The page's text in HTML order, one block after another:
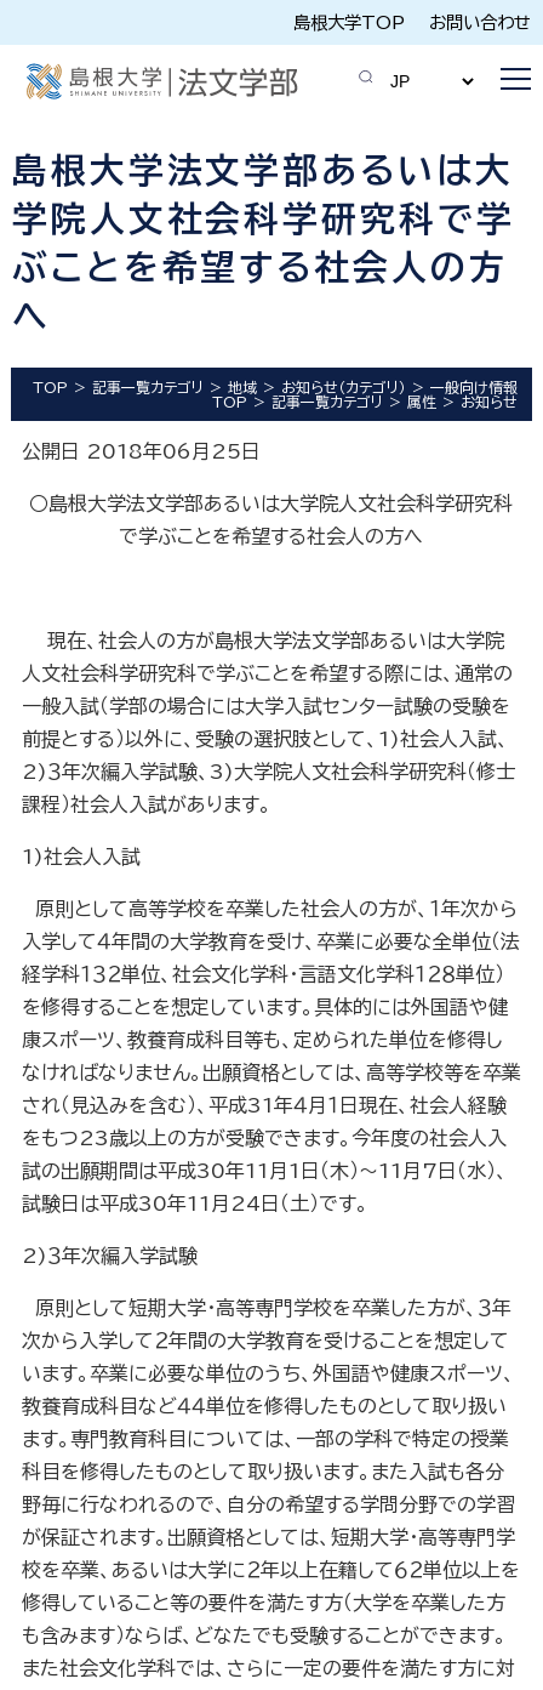
島根大学TOP お問い合わせ
島根大学法文学部あるいは大
学院人文社会科学研究科で学
ぶことを希望する社会人の方
へ
TOP 記事一覧カテゴリ 地域 お知らせ（カテゴリ）
一般向け情報
TOP
記事一覧カテゴリ 属性 お知らせ
公開日 2018年06月25日
○島根大学法文学部あるいは大学院人文社会科学研究科
で学ぶことを希望する社会人の方へ
現在、社会人の方が島根大学法文学部あるいは大学院
人文社会科学研究科で学ぶことを希望する際には、通常の
一般入試（学部の場合には大学入試センター試験の受験を
前提とする）以外に、受験の選択肢として、 1)社会人入試、
2)３年次編入学試験、 3)大学院人文社会科学研究科（修士
課程）社会人入試があります。
1)社会人入試
原則として高等学校を卒業した社会人の方が、１年次から
入学して４年間の大学教育を受け、卒業に必要な全単位（法
経学科１３２単位、社会文化学科・言語文化学科１２８単位）
を修得することを想定しています。具体的には外国語や健
康スポーツ、教養育成科目等も、定められた単位を修得し
なければなりません。出願資格としては、高等学校等を卒業
され（見込みを含む）、平成31 年４月１日現在、社会人経験
をもつ23歳以上の方が受験できます。今年度の社会人入
試の出願期間は平成30年11 月 1 日（木）～11 月 7 日（水）、
試験日は平成30年11 月 24 日（土）です。
2)３年次編入学試験
原則として短期大学・高等専門学校を卒業した方が、３年
次から入学して２年間の大学教育を受けることを想定して
います。卒業に必要な単位のうち、外国語や健康スポーツ、
教養育成科目など４４単位を修得したものとして取り扱い
ます。専門教育科目については、一部の学科で特定の授業
科目を修得したものとして取り扱います。また入試も各分
野毎に行なわれるので、自分の希望する学問分野での学習
が保証されます。出願資格としては、短期大学・高等専門学
校を卒業、あるいは大学に２年以上在籍して６２単位以上を
修得していること等の要件を満たす方（大学を卒業した方
も含みます）ならば、どなたでも受験することができます。
また社会文化学科では、さらに一定の要件を満たす方に対